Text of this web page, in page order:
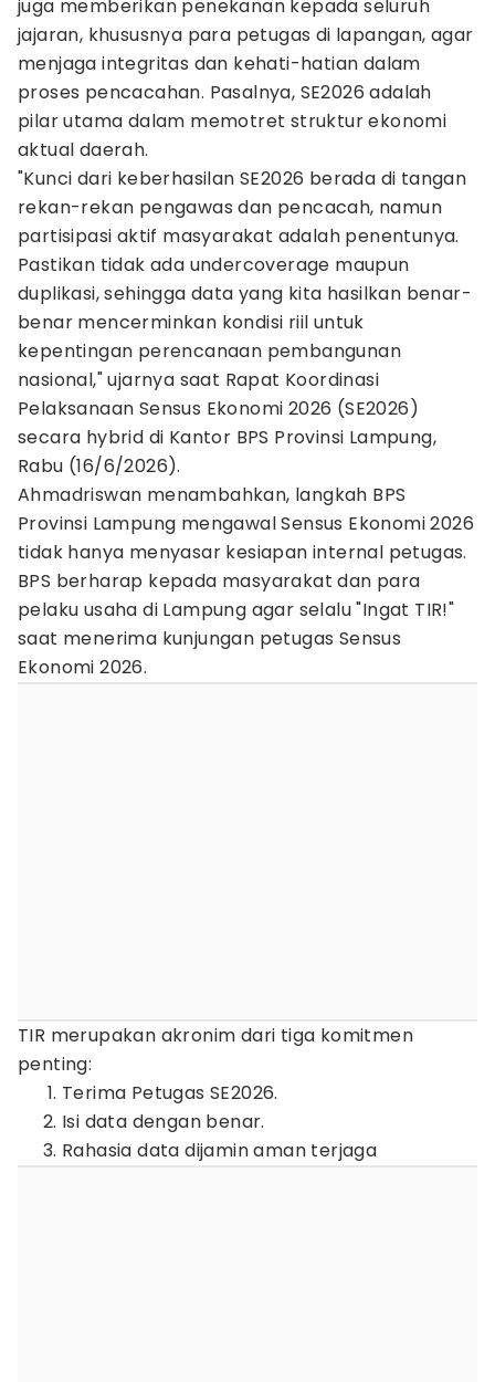
juga memberikan penekanan kepada seluruh
jajaran, khususnya para petugas di lapangan, agar
menjaga integritas dan kehati-hatian dalam
proses pencacahan. Pasalnya, SE2026 adalah
pilar utama dalam memotret struktur ekonomi
aktual daerah.
"Kunci dari keberhasilan SE2026 berada di tangan
rekan-rekan pengawas dan pencacah, namun
partisipasi aktif masyarakat adalah penentunya.
Pastikan tidak ada undercoverage maupun
duplikasi, sehingga data yang kita hasilkan benar-
benar mencerminkan kondisi riil untuk
kepentingan perencanaan pembangunan
nasional," ujarnya saat Rapat Koordinasi
Pelaksanaan Sensus Ekonomi 2026 (SE2026)
secara hybrid di Kantor BPS Provinsi Lampung,
Rabu (16/6/2026).
Ahmadriswan menambahkan, langkah BPS
Provinsi Lampung mengawal Sensus Ekonomi 2026
tidak hanya menyasar kesiapan internal petugas.
BPS berharap kepada masyarakat dan para
pelaku usaha di Lampung agar selalu "Ingat TIR!"
saat menerima kunjungan petugas Sensus
Ekonomi 2026.
TIR merupakan akronim dari tiga komitmen
penting:
Terima Petugas SE2026.
Isi data dengan benar.
Rahasia data dijamin aman terjaga